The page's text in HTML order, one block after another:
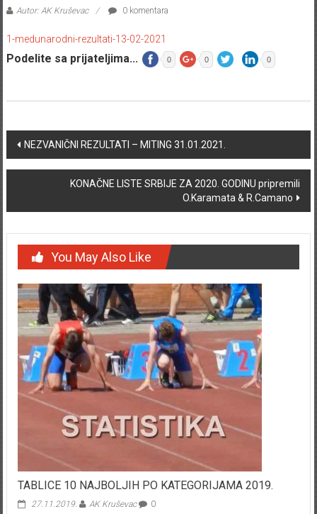
Autor: AK Kruševac 0 komentara
1-medunarodni-rezultati-13-02-2021
Podelite sa prijateljima... 0 0 0
Post navigation
NEZVANIČNI REZULTATI – MITING 31.01.2021.
KONAČNE LISTE SRBIJE ZA 2020. GODINU pripremili
O.Karamata & R.Camano
You May Also Like
TABLICE 10 NAJBOLJIH PO KATEGORIJAMA 2019.
27.11.2019. AK Kruševac 0